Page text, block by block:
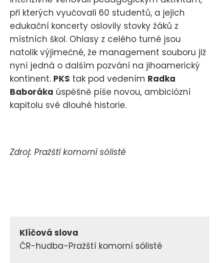
při kterých vyučovali 60 studentů, a jejich
edukační koncerty oslovily stovky žáků z
místních škol. Ohlasy z celého turné jsou
natolik výjimečné, že management souboru již
nyní jedná o dalším pozvání na jihoamerický
kontinent. PKS tak pod vedením Radka
Baboráka úspěšně píše novou, ambiciózní
kapitolu své dlouhé historie.
Zdroj: Pražští komorní sólisté
Klíčová slova
ČR-hudba-Pražští komorní sólisté